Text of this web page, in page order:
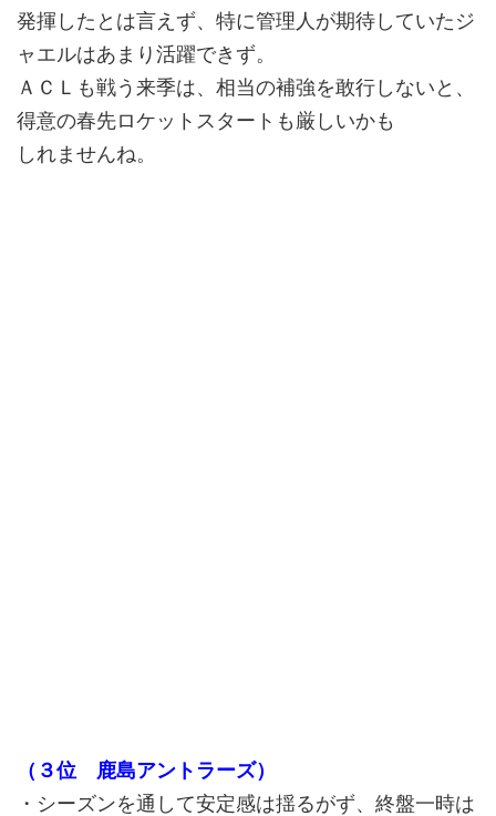
発揮したとは言えず、特に管理人が期待していたジ
ャエルはあまり活躍できず。
ＡＣＬも戦う来季は、相当の補強を敢行しないと、
得意の春先ロケットスタートも厳しいかも
しれませんね。
（３位 鹿島アントラーズ）
・シーズンを通して安定感は揺るがず、終盤一時は